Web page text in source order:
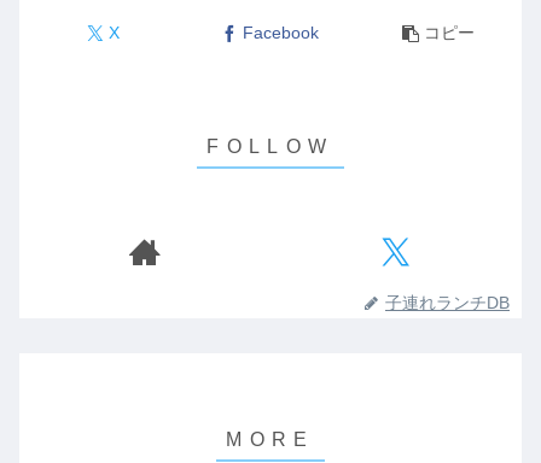
X Facebook コピー
子連れランチDB